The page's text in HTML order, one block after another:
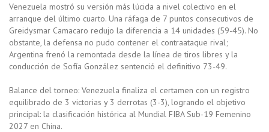
Venezuela mostró su versión más lúcida a nivel colectivo en el
arranque del último cuarto. Una ráfaga de 7 puntos consecutivos de
Greidysmar Camacaro redujo la diferencia a 14 unidades (59-45). No
obstante, la defensa no pudo contener el contraataque rival;
Argentina frenó la remontada desde la línea de tiros libres y la
conducción de Sofía González sentenció el definitivo 73-49.
Balance del torneo: Venezuela finaliza el certamen con un registro
equilibrado de 3 victorias y 3 derrotas (3-3), logrando el objetivo
principal: la clasificación histórica al Mundial FIBA Sub-19 Femenino
2027 en China.